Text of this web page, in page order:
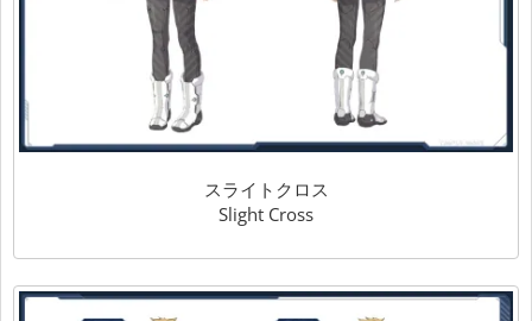
スライトクロス
Slight Cross